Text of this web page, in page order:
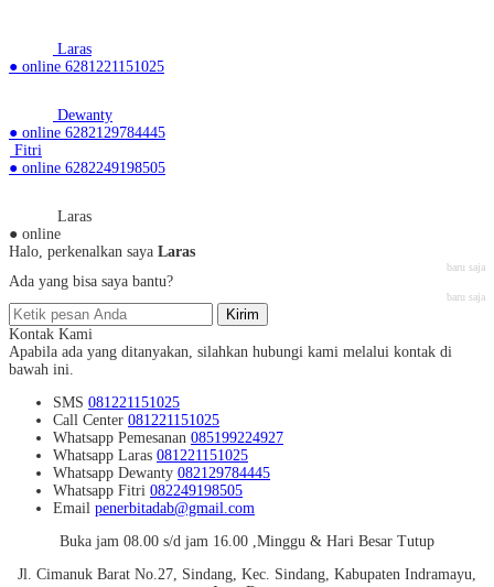
Laras
● online 6281221151025
Dewanty
● online 6282129784445
Fitri
● online 6282249198505
Laras
● online
Halo, perkenalkan saya Laras
baru saja
Ada yang bisa saya bantu?
baru saja
Kirim
Kontak Kami
Apabila ada yang ditanyakan, silahkan hubungi kami melalui kontak di
bawah ini.
SMS 081221151025
Call Center 081221151025
Whatsapp Pemesanan 085199224927
Whatsapp Laras 081221151025
Whatsapp Dewanty 082129784445
Whatsapp Fitri 082249198505
Email penerbitadab@gmail.com
Buka jam 08.00 s/d jam 16.00 ,Minggu & Hari Besar Tutup
Jl. Cimanuk Barat No.27, Sindang, Kec. Sindang, Kabupaten Indramayu,